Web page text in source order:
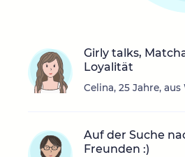
Girly talks,
Loyalität
Celina, 25 Jahre,
Auf der Suche
Freunden :)